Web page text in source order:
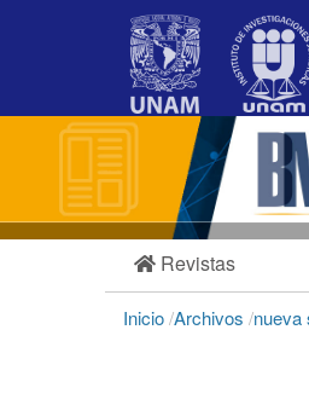
Barra
Revistas
Inicio/Archivos /nueva